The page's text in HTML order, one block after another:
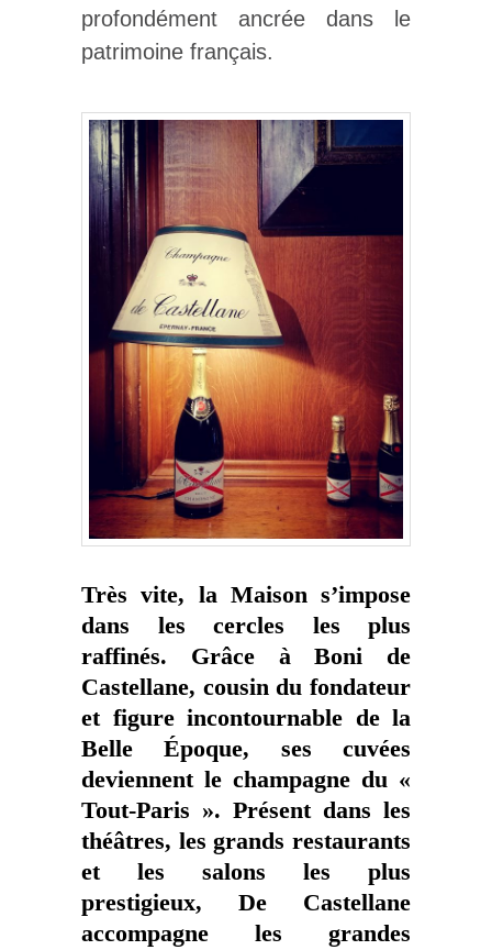
profondément ancrée dans le
patrimoine français.
Très vite, la Maison s’impose
dans les cercles les plus
raffinés. Grâce à Boni de
Castellane, cousin du fondateur
et figure incontournable de la
Belle Époque, ses cuvées
deviennent le champagne du «
Tout-Paris ». Présent dans les
théâtres, les grands restaurants
et les salons les plus
prestigieux, De Castellane
accompagne les grandes